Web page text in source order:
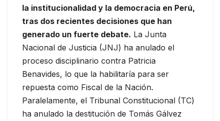
la institucionalidad y la democracia en Perú,
tras dos recientes decisiones que han
generado un fuerte debate. La Junta
Nacional de Justicia (JNJ) ha anulado el
proceso disciplinario contra Patricia
Benavides, lo que la habilitaría para ser
repuesta como Fiscal de la Nación.
Paralelamente, el Tribunal Constitucional (TC)
ha anulado la destitución de Tomás Gálvez